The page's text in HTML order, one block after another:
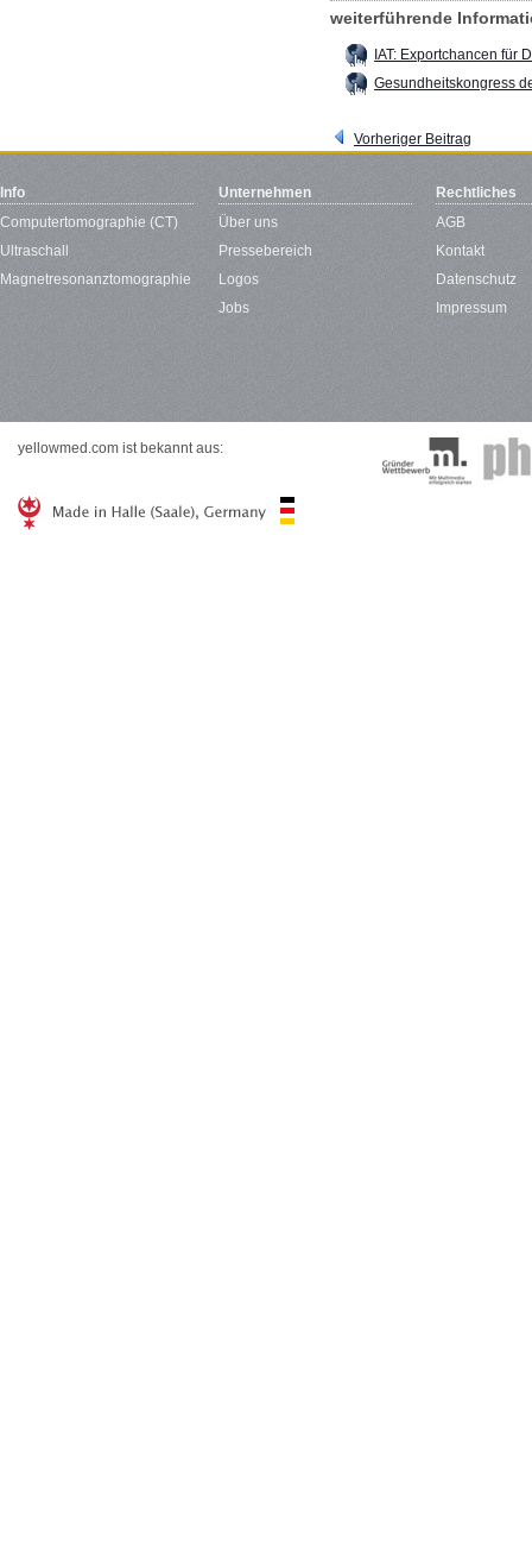
weiterführende
IAT: Exportchancen für
Gesundheitskongress
Vorheriger Beitrag
Info
Computertomographie (CT)
Ultraschall
Magnetresonanztomographie
Unternehmen
Über uns
Pressebereich
Logos
Jobs
Rechtliches
AGB
Kontakt
Datenschutz
Impressum
yellowmed.com ist bekannt aus: